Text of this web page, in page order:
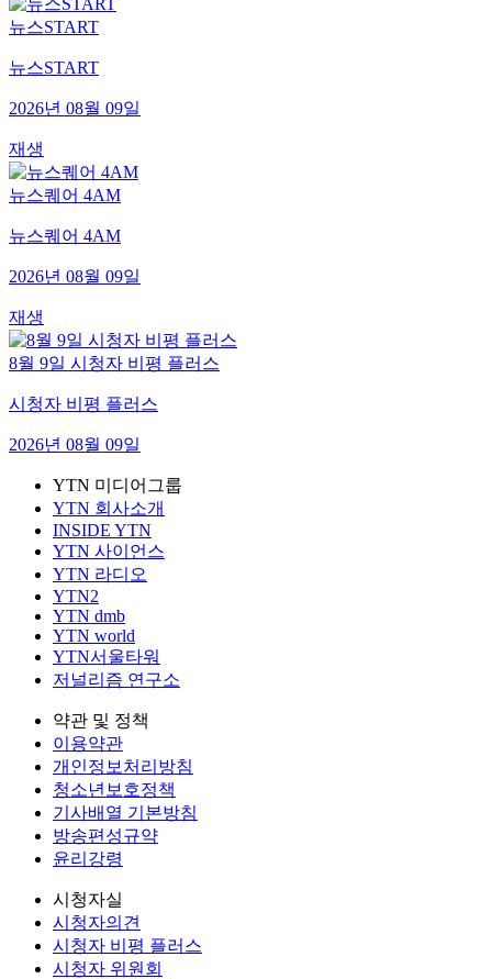
뉴스START
뉴스START
2026년 08월 09일
재생
뉴스퀘어 4AM
뉴스퀘어 4AM
2026년 08월 09일
재생
8월 9일 시청자 비평 플러스
시청자 비평 플러스
2026년 08월 09일
YTN 미디어그룹
YTN 회사소개
INSIDE YTN
YTN 사이언스
YTN 라디오
YTN2
YTN dmb
YTN world
YTN서울타워
저널리즘 연구소
약관 및 정책
이용약관
개인정보처리방침
청소년보호정책
기사배열 기본방침
방송편성규약
윤리강령
시청자실
시청자의견
시청자 비평 플러스
시청자 위원회